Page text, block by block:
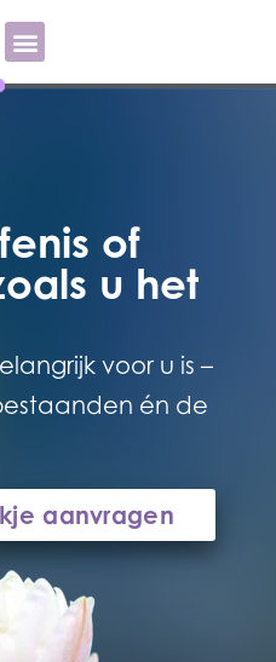
of
u het
voor u is –
én de
aanvragen